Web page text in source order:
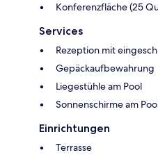
Konferenzfläche (25
Services
Rezeption mit
Gepäckaufbewahrung
Liegestühle am Pool
Sonnenschirme am
Einrichtungen
Terrasse